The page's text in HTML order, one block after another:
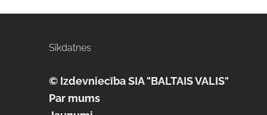
Sīkdatnes
© Izdevniecība SIA "BALTAIS VALIS"
Par mums